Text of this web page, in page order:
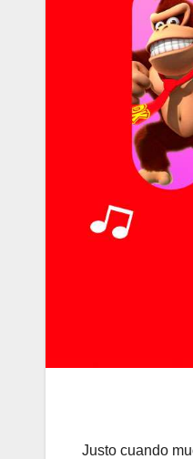
Justo cuando